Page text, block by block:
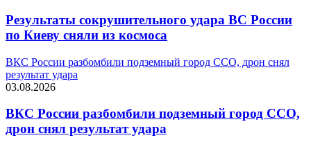
Результаты сокрушительного удара ВС России
по Киеву сняли из космоса
ВКС России разбомбили подземный город ССО, дрон снял
результат удара
03.08.2026
ВКС России разбомбили подземный город ССО,
дрон снял результат удара